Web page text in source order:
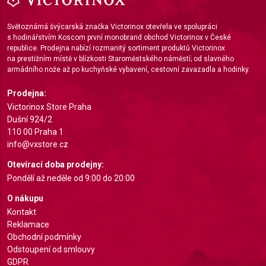
Světoznámá švýcarská značka Victorinox otevřela ve spolupráci
s hodinářstvím Koscom první monobrand obchod Victorinox v České
republice. Prodejna nabízí rozmanitý sortiment produktů Victorinox
na prestižním místě v blízkosti Staroměstského náměstí; od slavného
armádního nože až po kuchyňské vybavení, cestovní zavazadla a hodinky.
Prodejna:
Victorinox Store Praha
Dušní 924/2
110 00 Praha 1
info@vxstore.cz
Otevírací doba prodejny:
Pondělí až neděle od 9:00 do 20:00
O nákupu
Kontakt
Reklamace
Obchodní podmínky
Odstoupení od smlouvy
GDPR
Functional
Advertising